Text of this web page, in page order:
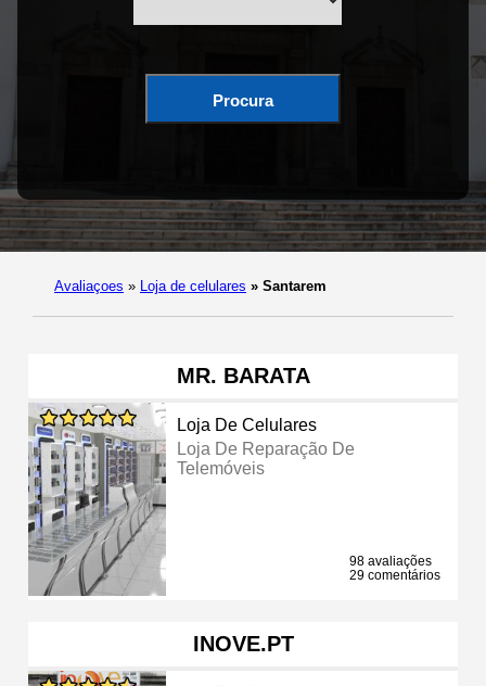
Procura
Avaliaçoes » Loja de celulares » Santarem
MR. BARATA
Loja De Celulares
Loja De Reparação De
Telemóveis
98 avaliações
29 comentários
INOVE.PT